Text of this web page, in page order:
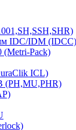
IDC/IDM (IDCC)
(Metri-Pack)
ICL)
(PH,MU,PHR)